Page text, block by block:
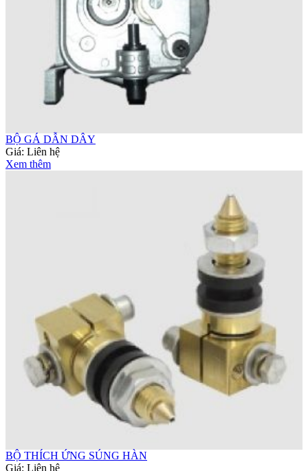
BỘ GÁ DẪN DÂY
Giá: Liên hệ
Xem thêm
BỘ THÍCH ỨNG SÚNG HÀN
Giá: Liên hệ